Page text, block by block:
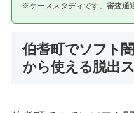
※ケーススタディです。審査通
伯耆町でソフト
から使える脱出